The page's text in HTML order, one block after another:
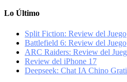
Lo Último
Split Fiction: Review del Juego
Battlefield 6: Review del Juego
ARC Raiders: Review del
Review del iPhone 17
Deepseek: Chat IA Chino